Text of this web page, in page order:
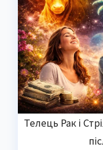
Телець Рак і